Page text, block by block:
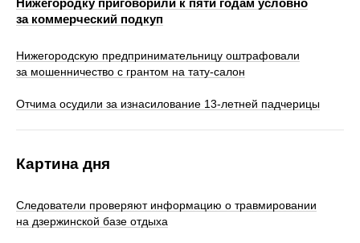
Нижегородку приговорили к пяти годам условно
за коммерческий подкуп
Нижегородскую предпринимательницу оштрафовали
за мошенничество с грантом на тату-салон
Отчима осудили за изнасилование 13-летней падчерицы
Картина дня
Следователи проверяют информацию о травмировании
на дзержинской базе отдыха